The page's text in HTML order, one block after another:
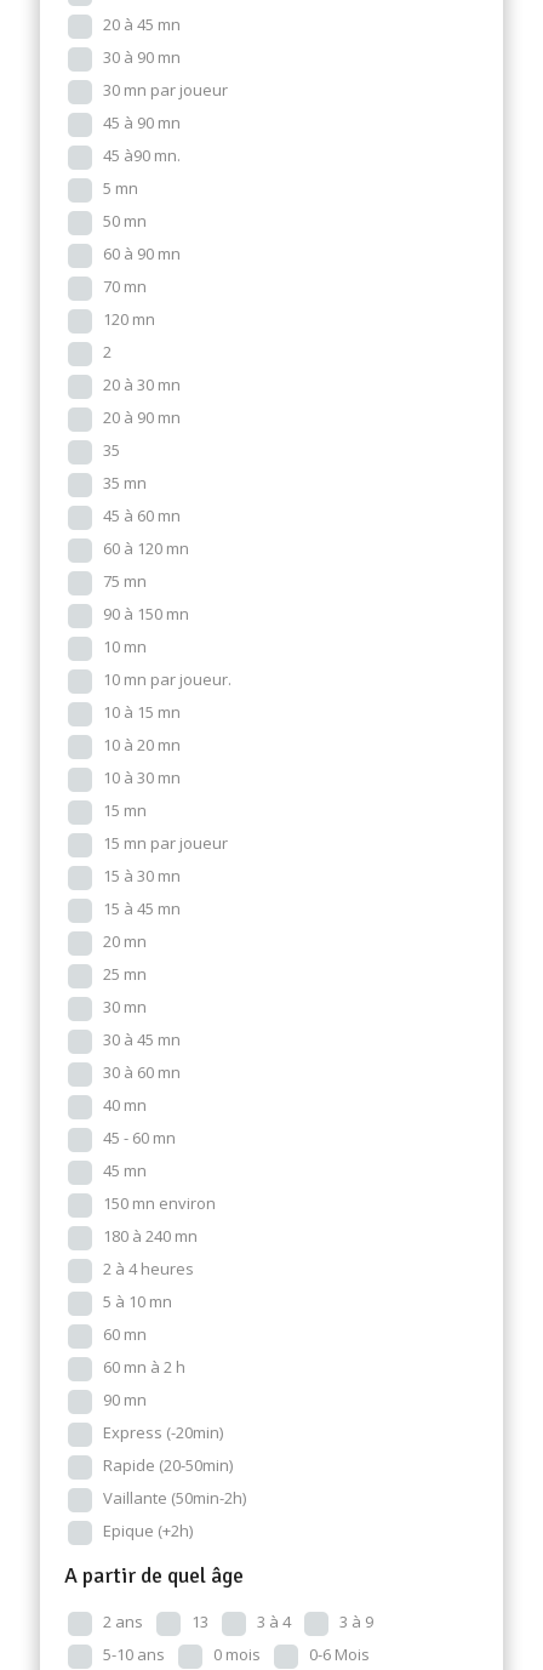
20 à 45 mn
30 à 90 mn
30 mn par joueur
45 à 90 mn
45 à90 mn.
5 mn
50 mn
60 à 90 mn
70 mn
120 mn
2
20 à 30 mn
20 à 90 mn
35
35 mn
45 à 60 mn
60 à 120 mn
75 mn
90 à 150 mn
10 mn
10 mn par joueur.
10 à 15 mn
10 à 20 mn
10 à 30 mn
15 mn
15 mn par joueur
15 à 30 mn
15 à 45 mn
20 mn
25 mn
30 mn
30 à 45 mn
30 à 60 mn
40 mn
45 - 60 mn
45 mn
150 mn environ
180 à 240 mn
2 à 4 heures
5 à 10 mn
60 mn
60 mn à 2 h
90 mn
Express (-20min)
Rapide (20-50min)
Vaillante (50min-2h)
Epique (+2h)
A partir de quel âge
2 ans 13 3 à 4
3 à 9
5-10 ans
0 mois
0-6 Mois